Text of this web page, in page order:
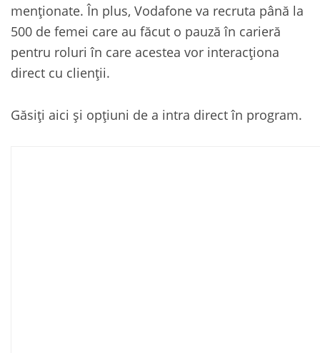
menționate. În plus, Vodafone va recruta până la
500 de femei care au făcut o pauză în carieră
pentru roluri în care acestea vor interacționa
direct cu clienții.
Găsiți aici și opțiuni de a intra direct în program.